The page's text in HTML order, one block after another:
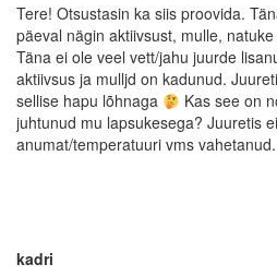
Tere! Otsustasin ka siis proovida.
päeval nägin aktiivsust, mulle,
Täna ei ole veel vett/jahu juurde
aktiivsus ja mulljd on kadunud.
sellise hapu lõhnaga
Kas see on
juhtunud mu lapsukesega? Juuretis
anumat/temperatuuri vms vahetanud.
kadri